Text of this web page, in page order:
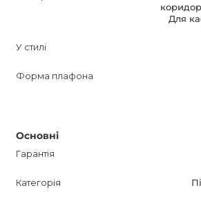
Для
У стилі
Форма плафона
Основні
Гарантія
Категорія